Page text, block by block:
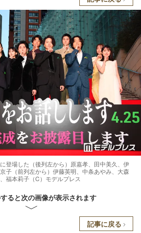
登場した（後列左から）原嘉孝、田中美久、伊
子（前列左から）伊藤英明、中条あやみ、大森
福本莉子（C）モデルプレス
ると次の画像が表示されます
記事に戻る